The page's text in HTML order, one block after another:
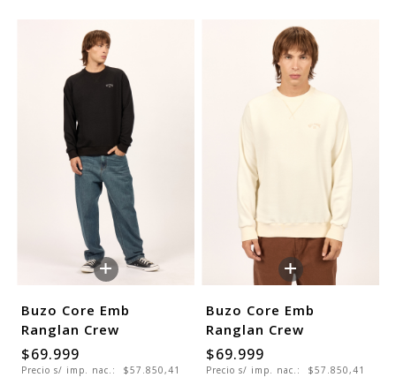
+
Buzo Core Emb
Ranglan Crew
$69.999
Precio s/ imp. nac.: $57.850,41
+
Buzo Core Emb
Ranglan Crew
$69.999
Precio s/ imp. nac.: $57.850,41